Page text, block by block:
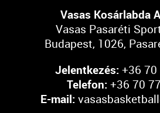
Vasas Kosárlabda
Vasas Pasaréti
Budapest, 1026,
Jelentkezés: +36
Telefon: +36 70
E-mail: